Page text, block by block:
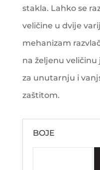
stakla. Lahko se
veličine u dvije
mehanizam
na željenu
za unutarnju i
zaštitom.
BOJE